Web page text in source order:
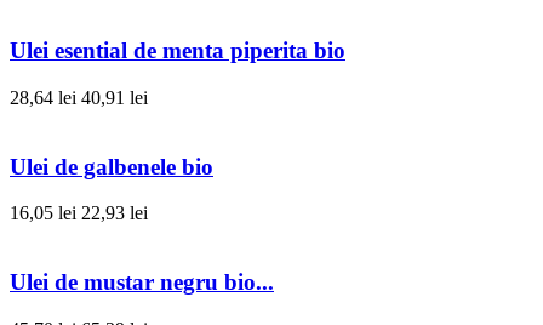
Ulei esential de menta piperita bio
28,64 lei 40,91 lei
Ulei de galbenele bio
16,05 lei 22,93 lei
Ulei de mustar negru bio...